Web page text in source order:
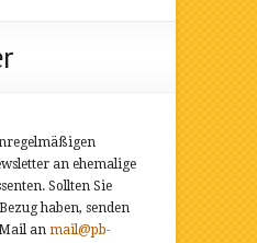
an ehemalige
Sollten Sie
haben, senden
an mail@pb-